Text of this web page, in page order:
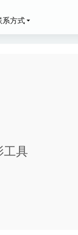
方式
工具